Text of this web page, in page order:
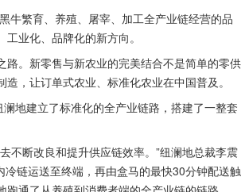
牛繁育、养殖、屠宰、加工全产业链经营的品
业化、品牌化的新方向。
。新零售与新农业的完美结合不是简单的零供
，让订单式农业、标准化农业在中国普及。
地建立了标准化的全产业链路，搭建了一整套
不断改良和提升供应链效率。”纽澜地总裁李震
链运送至终端，再由盒马的最快30分钟配送触